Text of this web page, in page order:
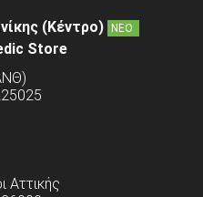
(Κέντρο) ΝΕΟ
Store
Αττικής